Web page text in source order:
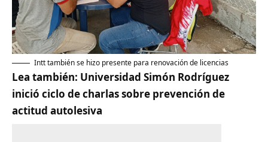
Intt también se hizo presente para renovación de licencias
Lea también: Universidad Simón Rodríguez
inició ciclo de charlas sobre prevención de
actitud autolesiva